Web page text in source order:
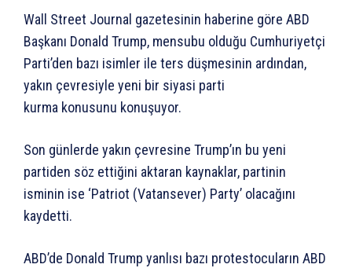
Wall Street Journal gazetesinin haberine göre ABD
Başkanı Donald Trump, mensubu olduğu Cumhuriyetçi
Parti’den bazı isimler ile ters düşmesinin ardından,
yakın çevresiyle yeni bir siyasi parti
kurma konusunu konuşuyor.
Son günlerde yakın çevresine Trump’ın bu yeni
partiden söz ettiğini aktaran kaynaklar, partinin
isminin ise ‘Patriot (Vatansever) Party’ olacağını
kaydetti.
ABD’de Donald Trump yanlısı bazı protestocuların ABD